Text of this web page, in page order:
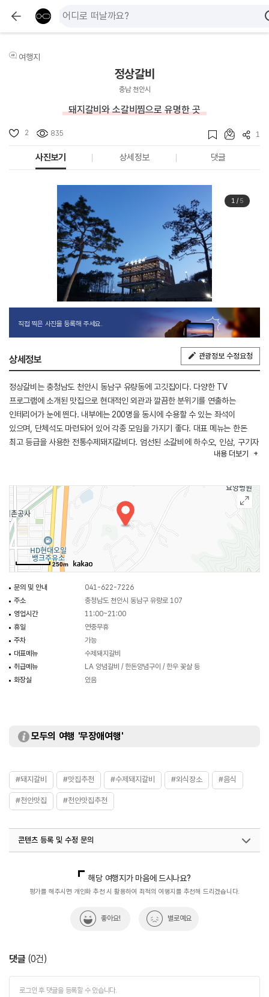
여행지
정상갈비
충남 천안시
돼지갈비와 소갈비찜으로 유명한 곳
2 835 1
사진보기 상세정보 댓글
1/ 5
직접 찍은 사진을 등록해 주세요.
상세정보 관광정보 수정요청
정상갈비는 충청남도 천안시 동남구 유량동에 고깃집이다. 다양한 TV
프로그램에 소개된 맛집으로 현대적인 외관과 깔끔한 분위기를 연출하는
인테리어가 눈에 띈다. 내부에는 200명을 동시에 수용할 수 있는 좌석이
있으며, 단체석도 마련되어 있어 각종 모임을 가지기 좋다. 대표 메뉴는 한돈
최고 등급을 사용한 전통수제돼지갈비다. 엄선된 소갈비에 하수오, 인삼, 구기자
등을 넣어 만든 명품 갈비찜도 인기다. 이 밖에 명품 갈비탕, 물냉면, 비빔냉면,
에어바이킹 포시즌파크, 우정박물관이 있다.
내용 더보기
250m
문의 및 안내
041-622-7226
주소
충청남도 천안시 동남구 유량로 107
영업시간
11:00~21:00
휴일
연중무휴
주차
가능
대표메뉴
수제돼지갈비
취급메뉴
LA 양념갈비 / 한돈양념구이 / 한우 꽃살 등
화장실
있음
모두의 여행 '무장애여행'
#돼지갈비 #맛집추천 #수제돼지갈비 #외식장소 #음식
#천안맛집 #천안맛집추천
콘텐츠 등록 및 수정 문의
해당 여행지가 마음에 드시나요?
평가를 해주시면 개인화 추천 시 활용하여 최적의 여행지를 추천해 드리겠습니다.
좋아요! 별로예요
댓글 (0건)